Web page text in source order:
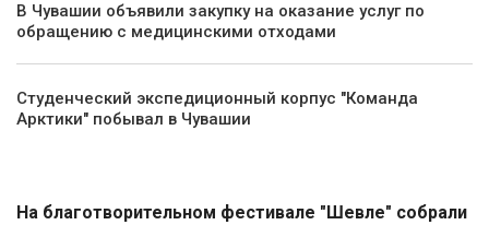
В Чувашии объявили закупку на оказание услуг по
обращению с медицинскими отходами
Студенческий экспедиционный корпус "Команда
Арктики" побывал в Чувашии
На благотворительном фестивале "Шевле" собрали